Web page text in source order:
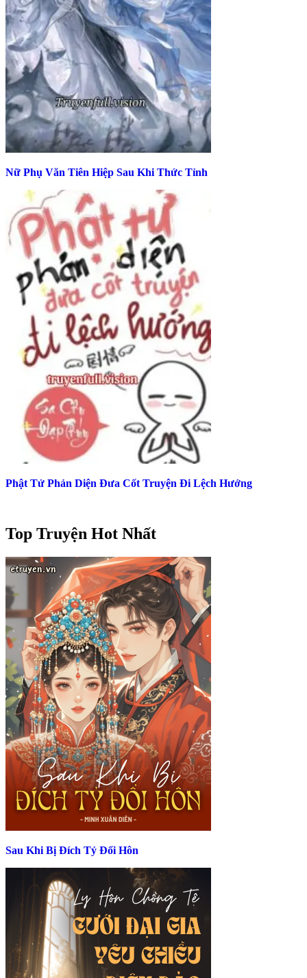
Nữ Phụ Văn Tiên Hiệp Sau Khi Thức Tỉnh
Phật Tử Phản Diện Đưa Cốt Truyện Đi Lệch Hướng
Top Truyện Hot Nhất
Sau Khi Bị Đích Tỷ Đổi Hôn